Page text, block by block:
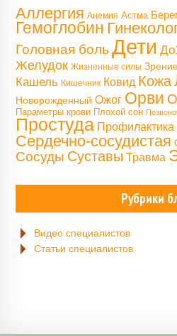
Аллергия Анемия Астма
Гемоглобин
Головная боль Дети
Желудок Жизненные силы
Кашель Кишечник Ковид Кожа
Новорожденный Ожог Орви
Параметры крови Плохой сон
Простуда Профилактика
Сердечно-сосудистая
Сосуды Суставы Травма
Рубрики
Видео специалистов
Статьи специалистов